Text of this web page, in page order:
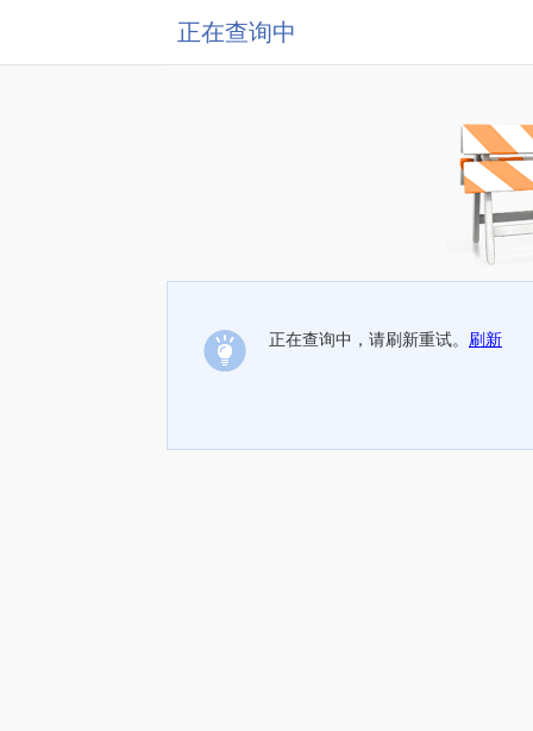
正在查询中
正在查询中，请刷新重试。 刷新